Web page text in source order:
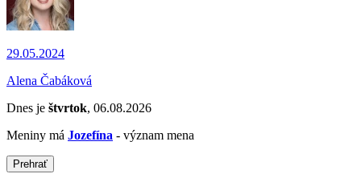
29.05.2024
Alena Čabáková
Dnes je štvrtok, 06.08.2026
Meniny má Jozefína - význam mena
Prehrať